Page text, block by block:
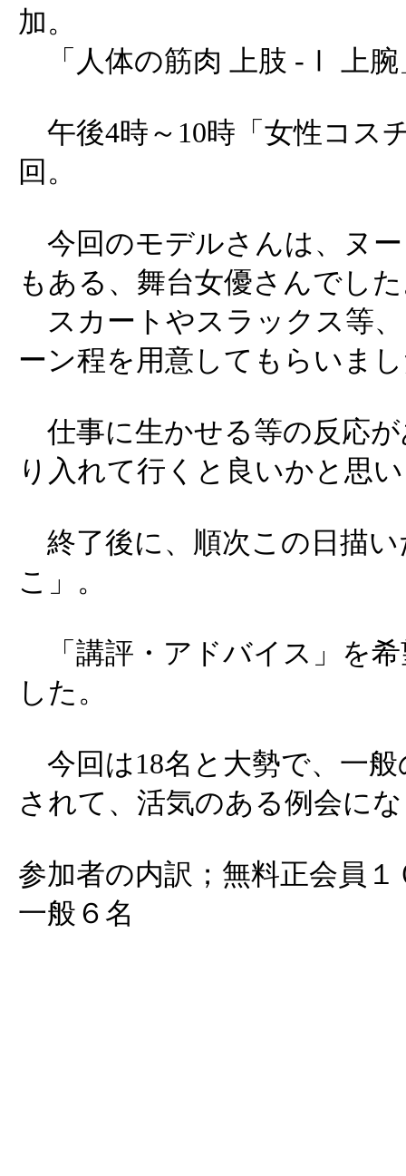
加。
「人体の筋肉 上肢 -Ⅰ 上腕
午後4時～10時「女性コス
回。
今回のモデルさんは、ヌ
もある、舞台女優さんでし
スカートやスラックス等
ーン程を用意してもらいま
仕事に生かせる等の反応
り入れて行くと良いかと思
終了後に、順次この日描
こ」。
「講評・アドバイス」を
した。
今回は18名と大勢で、一
されて、活気のある例会に
参加者の内訳；無料正会員
一般６名